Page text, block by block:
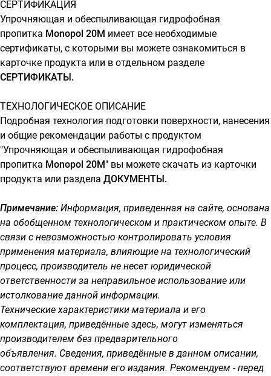
СЕРТИФИКАЦИЯ
Упрочняющая и обеспыливающая гидрофобная
пропитка Monopol 20М имеет все необходимые
сертификаты, с которыми вы можете ознакомиться в
карточке продукта или в отдельном разделе
СЕРТИФИКАТЫ.
ТЕХНОЛОГИЧЕСКОЕ ОПИСАНИЕ
Подробная технология подготовки поверхности, нанесения
и общие рекомендации работы с продуктом
"Упрочняющая и обеспыливающая гидрофобная
пропитка Monopol 20М " вы можете скачать из карточки
продукта или раздела ДОКУМЕНТЫ.
Примечание: Информация, приведенная на сайте, основана
на обобщенном технологическом и практическом опыте. В
связи с невозможностью контролировать условия
применения материала, влияющие на технологический
процесс, производитель не несет юридической
ответственности за неправильное использование или
истолкование данной информации.
Технические характеристики материала и его
комплектация, приведённые здесь, могут изменяться
производителем без предварительного
объявления. Сведения, приведённые в данном описании,
соответствуют времени его издания. Рекомендуем - перед